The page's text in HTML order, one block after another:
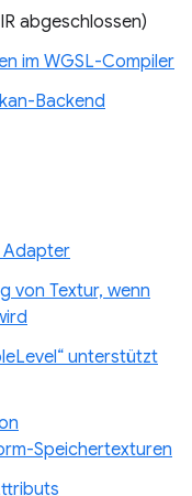
abgeschlossen)
im WGSL-Compiler
Backend
Adapter
von Textur, wenn
unterstützt
Speichertexturen